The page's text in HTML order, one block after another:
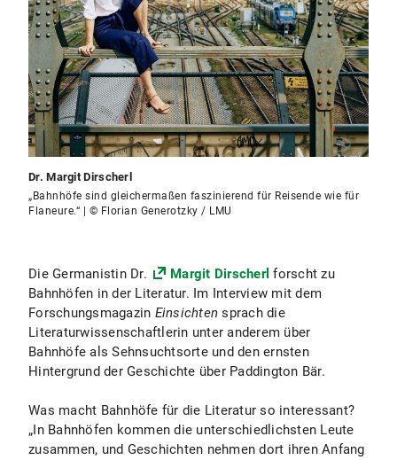
Dr. Margit Dirscherl
„Bahnhöfe sind gleichermaßen faszinierend für Reisende wie für
Flaneure.“ | © Florian Generotzky / LMU
Die Germanistin Dr. Margit Dirscherlforscht zu
Bahnhöfen in der Literatur. Im Interview mit dem
Forschungsmagazin Einsichten sprach die
Literaturwissenschaftlerin unter anderem über
Bahnhöfe als Sehnsuchtsorte und den ernsten
Hintergrund der Geschichte über Paddington Bär.
Was macht Bahnhöfe für die Literatur so interessant?
„In Bahnhöfen kommen die unterschiedlichsten Leute
zusammen, und Geschichten nehmen dort ihren Anfang